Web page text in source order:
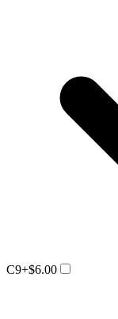
C9+$6.00